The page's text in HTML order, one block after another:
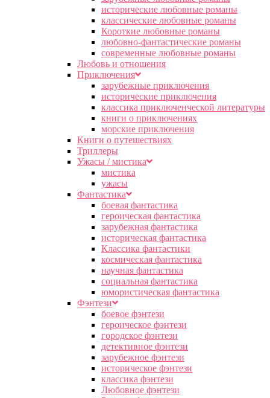
исторические любовные романы
классические любовные романы
Короткие любовные романы
любовно-фантастические романы
современные любовные романы
Любовь и отношения
Приключения
зарубежные приключения
исторические приключения
классика приключенческой литературы
книги о приключениях
морские приключения
Книги о путешествиях
Триллеры
Ужасы / мистика
мистика
ужасы
Фантастика
боевая фантастика
героическая фантастика
зарубежная фантастика
историческая фантастика
Классика фантастики
космическая фантастика
научная фантастика
социальная фантастика
юмористическая фантастика
Фэнтези
боевое фэнтези
героическое фэнтези
городское фэнтези
детективное фэнтези
зарубежное фэнтези
историческое фэнтези
классика фэнтези
Любовное фэнтези